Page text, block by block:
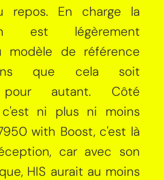
repos. En charge la
est légèrement
modèle de référence
que cela soit
pour autant. Côté
c'est ni plus ni moins
with Boost, c'est là
car avec son
HIS aurait au moins